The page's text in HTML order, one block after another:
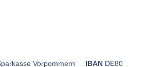
Vorpommern IBANDE80